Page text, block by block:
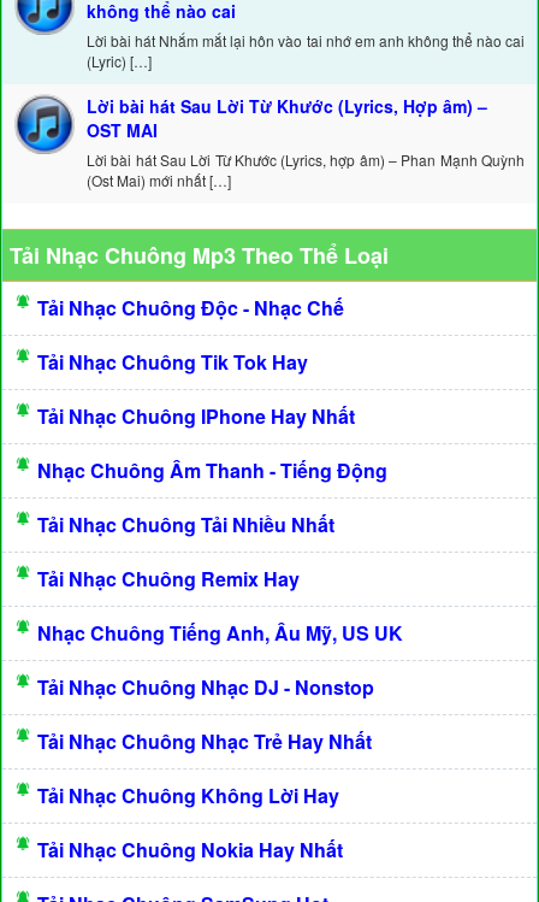
không thể nào cai
Lời bài hát Nhắm mắt lại hôn vào tai nhớ em anh không thể nào cai
(Lyric) […]
Lời bài hát Sau Lời Từ Khước (Lyrics, Hợp âm) –
OST MAI
Lời bài hát Sau Lời Từ Khước (Lyrics, hợp âm) – Phan Mạnh Quỳnh
(Ost Mai) mới nhất […]
Tải Nhạc Chuông Mp3 Theo Thể Loại
Tải Nhạc Chuông Độc - Nhạc Chế
Tải Nhạc Chuông Tik Tok Hay
Tải Nhạc Chuông IPhone Hay Nhất
Nhạc Chuông Âm Thanh - Tiếng Động
Tải Nhạc Chuông Tải Nhiều Nhất
Tải Nhạc Chuông Remix Hay
Nhạc Chuông Tiếng Anh, Âu Mỹ, US UK
Tải Nhạc Chuông Nhạc DJ - Nonstop
Tải Nhạc Chuông Nhạc Trẻ Hay Nhất
Tải Nhạc Chuông Không Lời Hay
Tải Nhạc Chuông Nokia Hay Nhất